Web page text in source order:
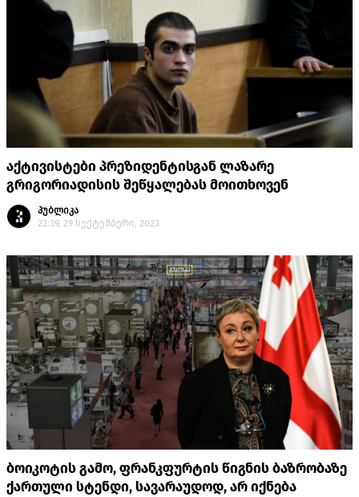
აქტივისტები პრეზიდენტისგან ლაზარე
გრიგორიადისის შეწყალებას მოითხოვენ
პუბლიკა
22:39, 29 სექტემბერი, 2023
ბოიკოტის გამო, ფრანკფურტის წიგნის ბაზრობაზე
ქართული სტენდი, სავარაუდოდ, არ იქნება